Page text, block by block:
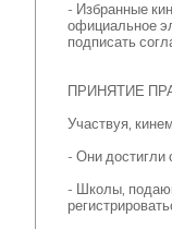
- Избранные
официальное
подписать
ПРИНЯТИЕ
Участвуя,
- Они достигли
- Школы,